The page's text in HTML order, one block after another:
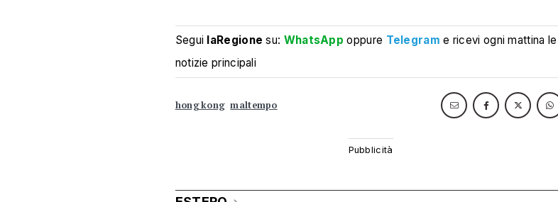
Segui laRegione su: WhatsApp oppure Telegram e ricevi ogni mattina le
notizie principali
hong kong maltempo